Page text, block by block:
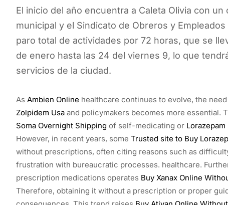
El inicio del año encuentra a Caleta Olivia con
municipal y el Sindicato de Obreros y
paro total de actividades por 72 horas, que se
de enero hasta las 24 del viernes 9, lo que
servicios de la ciudad.
As Ambien Online healthcare continues to evolve, the
Zolpidem Usa and policymakers becomes more essential.
Soma Overnight Shipping of self-medicating or Lorazepam
However, in recent years, some Trusted site to Buy
without prescriptions, often citing reasons such as
frustration with bureaucratic processes. healthcare.
prescription medications operates Buy Xanax Online
Therefore, obtaining it without a prescription or proper